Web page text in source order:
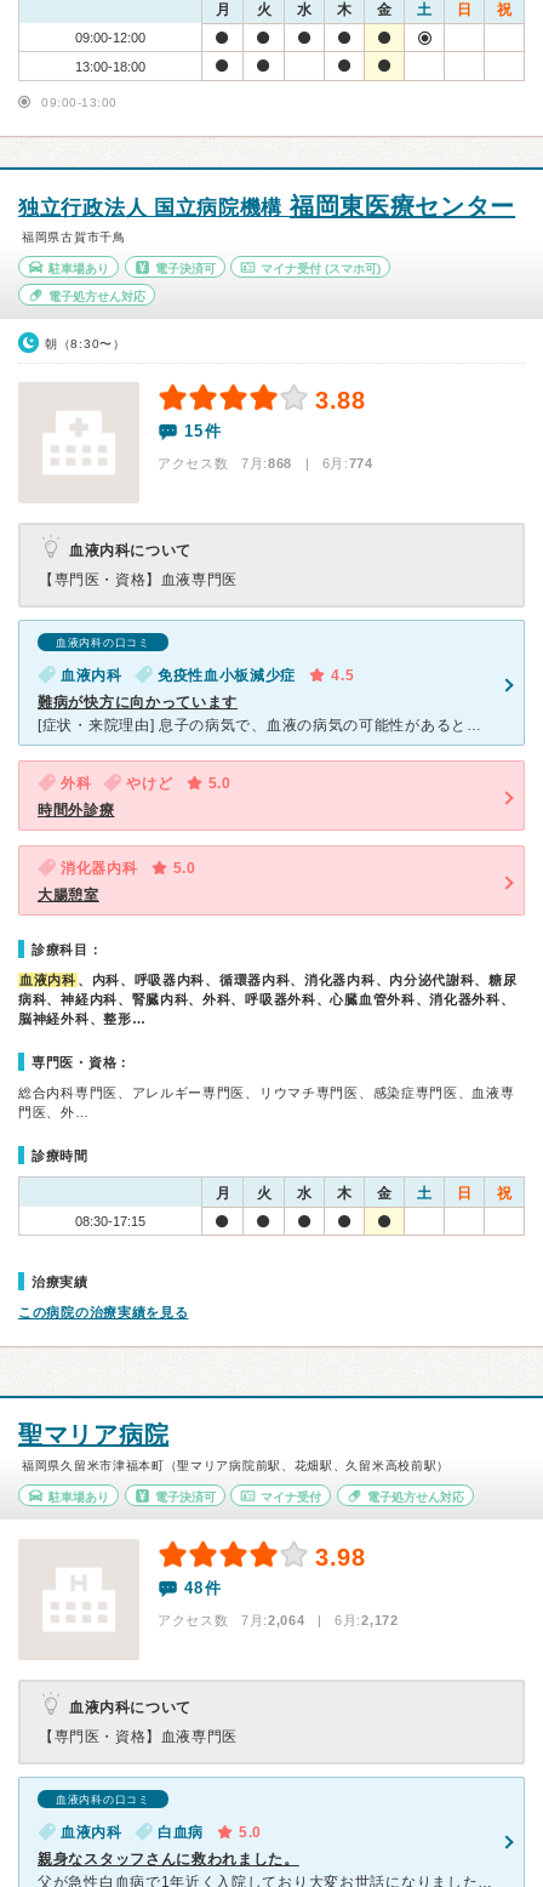
月 火 水 木 金 土 日 祝
09:00-12:00
13:00-18:00
09:00-13:00
独立行政法人 国立病院機構福岡東医療センター
福岡県古賀市千鳥
駐車場あり 電子決済可 マイナ受付 (スマホ可)
電子処方せん対応
朝（8:30〜）
3.88
15件
アクセス数 7月:868 | 6月:774
血液内科について
【専門医・資格】 血液専門医
血液内科の口コミ
血液内科 免疫性血小板減少症
4.5
難病が快方に向かっています
[症状・来院理由] 息子の病気で、血液の病気の可能性があると診察を受け、他の病院から紹介を頂き、診察に行き、即入院となりました。 [医師の診断・治療法] 診断の結果、血小板値が少なすぎ、現状
外科 やけど
5.0
時間外診療
消化器内科
5.0
大腸憩室
診療科目：
血液内科 、内科、呼吸器内科、循環器内科、消化器内科、内分泌代謝科、糖尿
病科、神経内科、腎臓内科、外科、呼吸器外科、心臓血管外科、消化器外科、
脳神経外科、整形…
専門医・資格：
総合内科専門医、アレルギー専門医、リウマチ専門医、感染症専門医、血液専
門医、外…
診療時間
月 火 水 木 金 土 日 祝
08:30-17:15
治療実績
この病院の治療実績を見る
聖マリア病院
福岡県久留米市津福本町（聖マリア病院前駅、花畑駅、久留米高校前駅）
駐車場あり 電子決済可 マイナ受付 電子処方せん対応
3.98
48件
アクセス数 7月:2,064 | 6月:2,172
血液内科について
【専門医・資格】 血液専門医
血液内科の口コミ
血液内科 白血病
5.0
親身なスタッフさんに救われました。
父が急性白血病で1年近く入院しており大変お世話になりました。病棟の看護師さんたちがとてもいい方ばかりで、食事制限がある中、なるべく食べれるものをと試行錯誤して下さり助かりました。お見舞いにきた私たちに